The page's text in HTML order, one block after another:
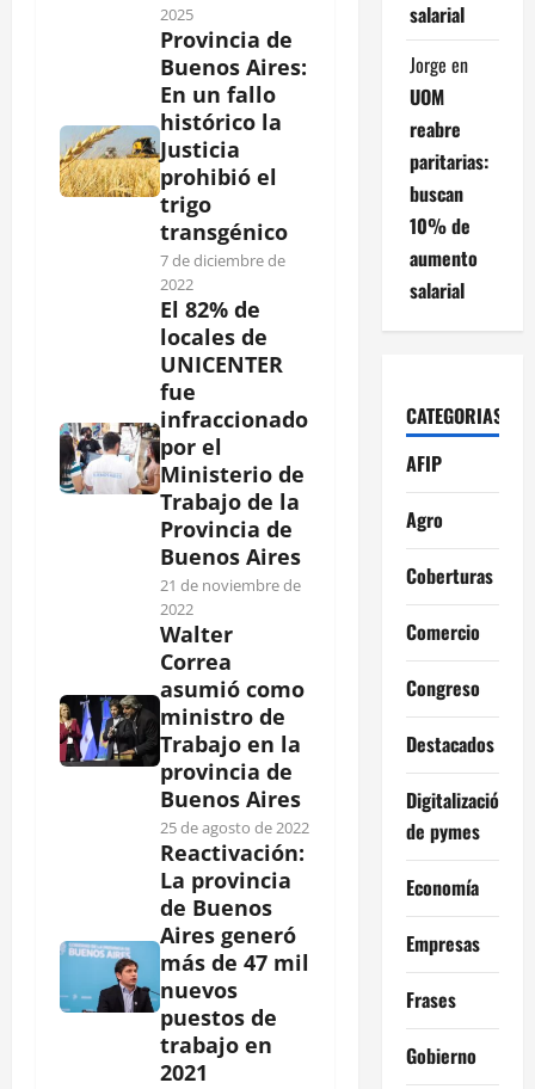
2025
Provincia de
Buenos Aires:
En un fallo
histórico la
Justicia
prohibió el
trigo
transgénico
7 de diciembre de
2022
El 82% de
locales de
UNICENTER
fue
infraccionado
por el
Ministerio de
Trabajo de la
Provincia de
Buenos Aires
21 de noviembre de
2022
Walter
Correa
asumió como
ministro de
Trabajo en la
provincia de
Buenos Aires
25 de agosto de 2022
Reactivación:
La provincia
de Buenos
Aires generó
más de 47 mil
nuevos
puestos de
trabajo en
2021
salarial
Jorge en
UOM
reabre
paritarias:
buscan
10% de
aumento
salarial
CATEGORIAS
AFIP
Agro
Coberturas
Comercio
Congreso
Destacados
Digitalización
de pymes
Economía
Empresas
Frases
Gobierno